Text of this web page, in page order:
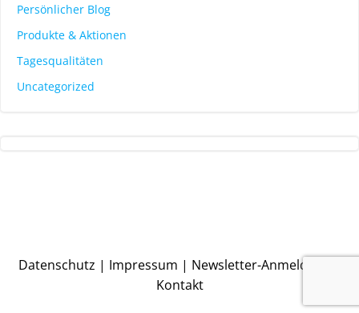
Persönlicher Blog
Produkte & Aktionen
Tagesqualitäten
Uncategorized
Datenschutz | Impressum | Newsletter-Anmeldung
Kontakt